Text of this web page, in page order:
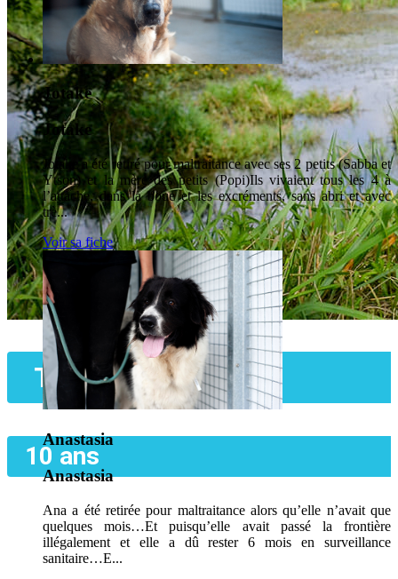
Toki
10 ans
Jotake
Jotake
Jotake a été retiré pour maltraitance avec ses 2 petits (Sabba et
Ytson) et la mère des petits (Popi)Ils vivaient tous les 4 à
l’attache, dans la boue et les excréments, sans abri et avec
trè...
Voir sa fiche
Anastasia
Anastasia
Ana a été retirée pour maltraitance alors qu’elle n’avait que
quelques mois…Et puisqu’elle avait passé la frontière
illégalement et elle a dû rester 6 mois en surveillance
sanitaire…E...